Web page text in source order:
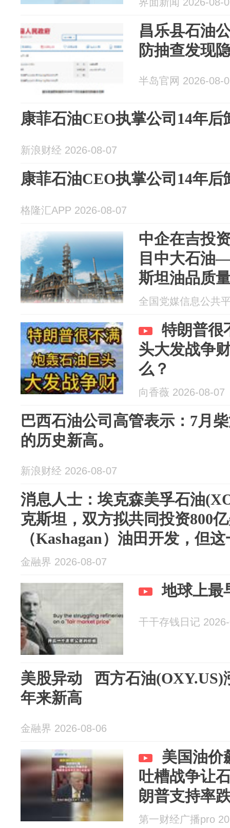
昌乐县石油
防抽查发现
半岛官网 2026-08-
康菲石油CEO执掌公司14年后
新浪财经 2026-08-07
康菲石油CEO执掌公司14年后
格隆汇APP 2026-08-07
中企在吉投
目中大石油
斯坦油品质
平”
全国党媒信息公共
特朗普很
头大发战争
么？
向香薇 2026-08-07
巴西石油公司高管表示：7月
的历史新高。
新浪财经 2026-08-07
消息人士：埃克森美孚石油
克斯坦，双方拟共同投资800
（Kashagan）油田开发，但
取...
金融界 2026-08-07
地球上最
干干存钱日记
美股异动 西方石油(OXY.US)
年来新高
金融界 2026-08-06
美国油价
吐槽战争让
朗普支持率
第一财经广播pro